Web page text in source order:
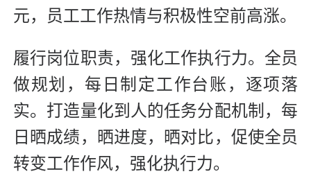
元，员工工作热情与积极性空前高涨。
履行岗位职责，强化工作执行力。全员
做规划，每日制定工作台账，逐项落
实。打造量化到人的任务分配机制，每
日晒成绩，晒进度，晒对比，促使全员
转变工作作风，强化执行力。